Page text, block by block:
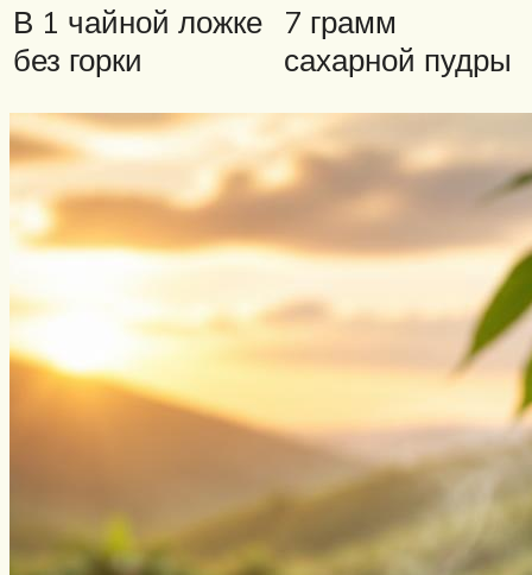
В 1 чайной ложке
без горки
7 грамм
сахарной пудры